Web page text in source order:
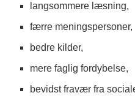
langsommere læsning,
færre meningspersoner,
bedre kilder,
mere faglig fordybelse,
bevidst fravær fra